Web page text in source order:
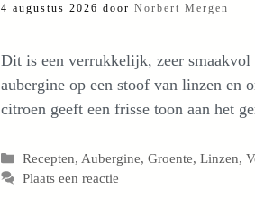
4 augustus 2026 door Norbert Mergen
Dit is een verrukkelijk, zeer smaakvol
aubergine op een stoof van linzen en
citroen geeft een frisse toon aan het
Categorieën
Recepten, Aubergine,Groente,Linzen,
Plaats een reactie